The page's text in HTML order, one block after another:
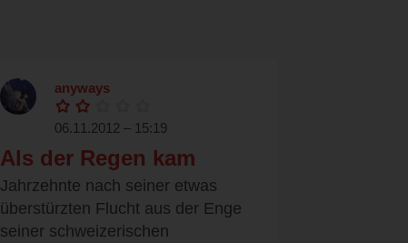
anyways
06.11.2012 – 15:19
Als der Regen kam
Jahrzehnte nach seiner etwas
überstürzten Flucht aus der Enge
seiner schweizerischen